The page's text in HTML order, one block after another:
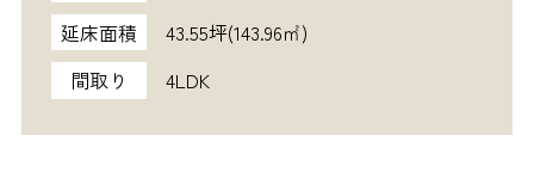
延床面積
43.55坪(143.96㎡)
間取り
4LDK